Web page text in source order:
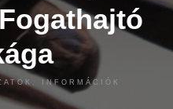
INFORMÁCIÓK